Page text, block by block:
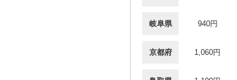
岐阜県 940円
京都府 1,060円